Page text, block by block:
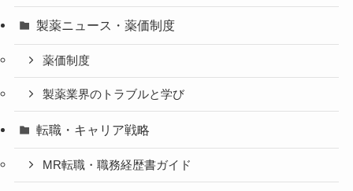
製薬ニュース・薬価制度
薬価制度
製薬業界のトラブルと学び
転職・キャリア戦略
MR転職・職務経歴書ガイド